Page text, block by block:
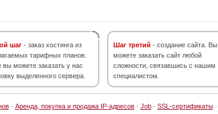
шаг - заказ хостинга из
тарифных планов.
вы можете заказать у нас
выделенного сервера.
Шаг третий - создание сайта. Вы
можете заказать сайт любой
сложности, связавшись с нашим
специалистом.
· Аренда, покупка и продажа IP-адресов· Job· SSL-сертификаты·